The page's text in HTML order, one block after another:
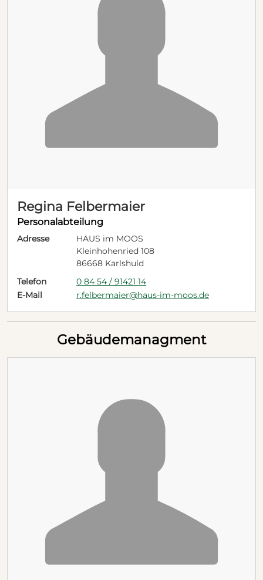
Regina Felbermaier
Personalabteilung
Adresse
HAUS im MOOS
Kleinhohenried 108
86668 Karlshuld
Telefon
0 84 54 / 91421 14
E-Mail
r.felbermaier@haus-im-moos.de
Gebäudemanagment